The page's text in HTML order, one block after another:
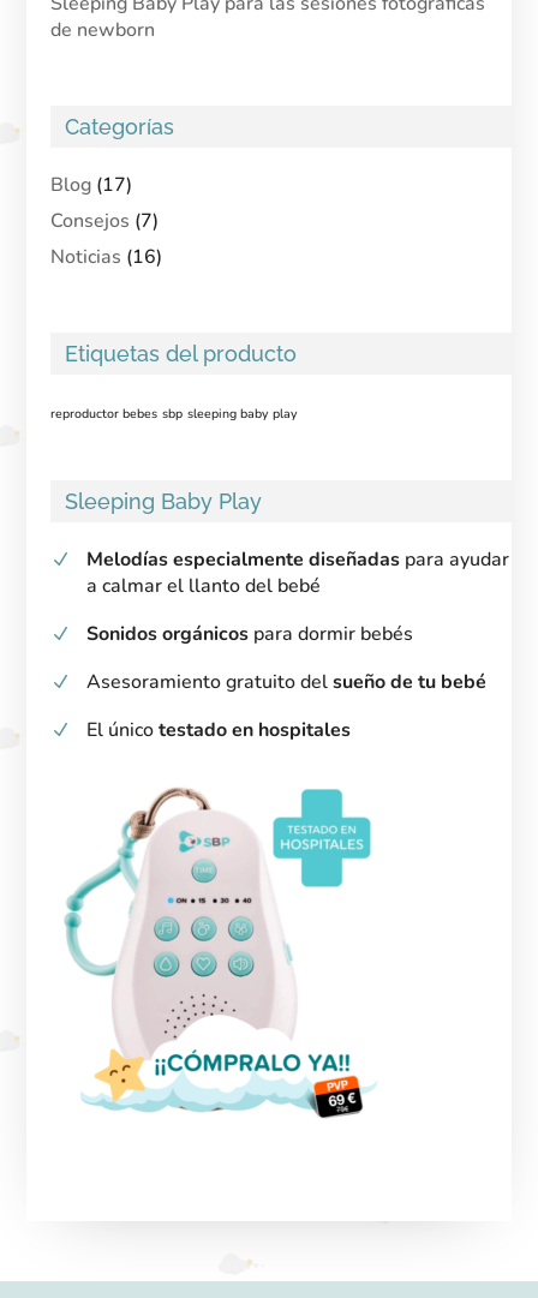
de newborn
Categorías
Blog (17)
Consejos (7)
Noticias (16)
Etiquetas del producto
reproductor bebes sbp sleeping baby play
Sleeping Baby Play
Melodías especialmente diseñadas para ayudar
a calmar el llanto del bebé
Sonidos orgánicos para dormir bebés
Asesoramiento gratuito delsueño de tu bebé
El únicotestado en hospitales